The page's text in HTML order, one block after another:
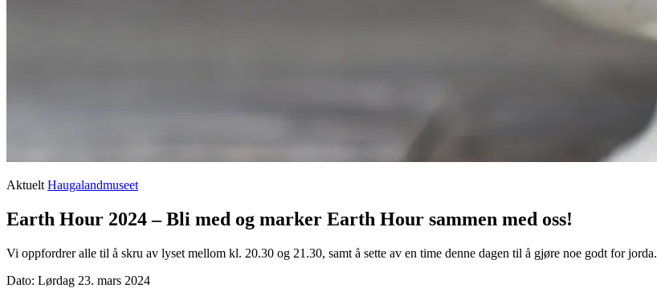
Aktuelt Haugalandmuseet
Earth Hour 2024 – Bli med og marker Earth Hour sammen med oss!
Vi oppfordrer alle til å skru av lyset mellom kl. 20.30 og 21.30, samt å sette av en time denne dagen til å gjøre noe godt for jorda.
Dato: Lørdag 23. mars 2024